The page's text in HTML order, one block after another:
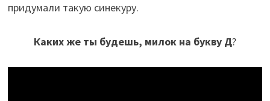
придумали такую синекуру.
Каких же ты будешь, милок на букву Д?